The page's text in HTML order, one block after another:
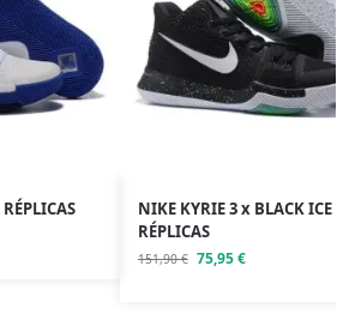
NIKE KYRIE 3 x BLACK ICE
RÉPLICAS
151,90€ 75,95€